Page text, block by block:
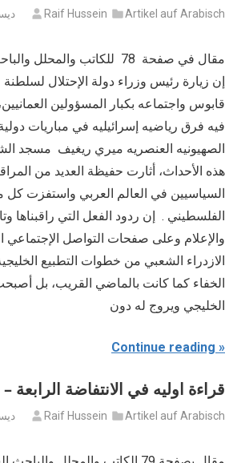
16. Raif Hussein Artikel auf Arabisch
مقال في صفحة 78 للكاتب
إن زيارة رئيس وزراء دولة الإحتلال
قابوس واجتماعه بكبار المسؤولين
فيه فرق رياضيه إسرائيليه في مباريات
الصهيونيه العنصريه ميري ريغيف مسجد
هذه الأحداث، أثارت حفيظة العديد من
السياسيين في العالم العربي واستفزت
الفلسطيني . إن ردود الفعل التي راقبناها
والإعلام وعلى صفحات التواصل الإجتماعي
الازدراء الشعبي من خطوات التطبيع
الخفاء كما كانت بالماضي القريب، بل
الخليجي ويروج له دون
Continue reading
قراءة اوليه في الانتفاضة الرابعة
16. Raif Hussein Artikel auf Arabisch